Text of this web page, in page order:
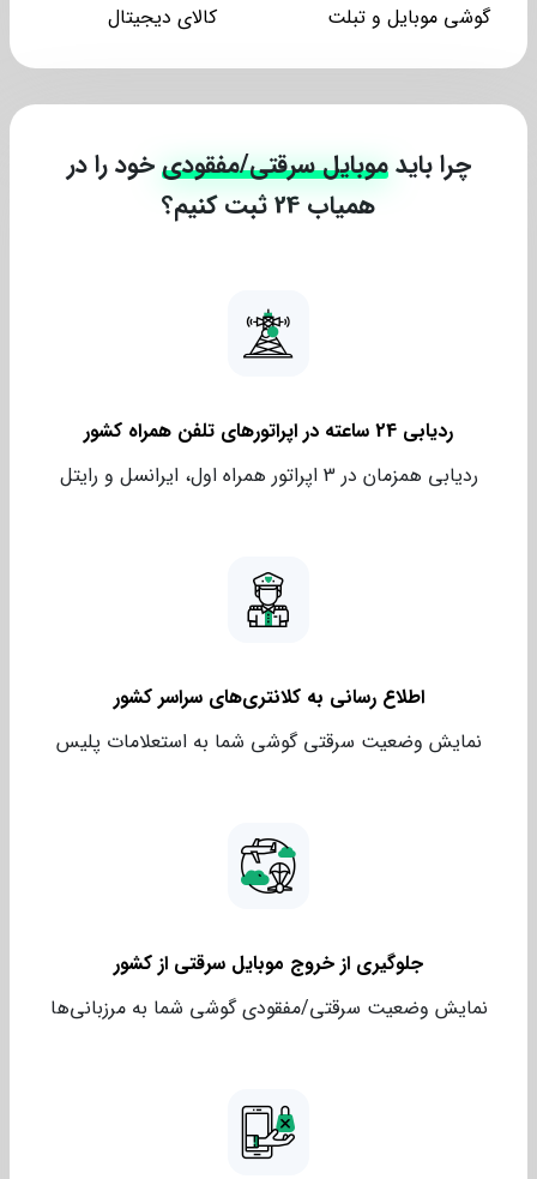
گوشی موبایل و تبلت
کالای دیجیتال
چرا بایدموبایل سرقتی/مفقودیخود را در
همیاب 24 ثبت کنیم؟
ردیابی 24 ساعته در اپراتورهای تلفن همراه کشور
ردیابی همزمان در 3 اپراتور همراه اول، ایرانسل و رایتل
اطلاع رسانی به کلانتری‌های سراسر کشور
نمایش وضعیت سرقتی گوشی شما به استعلامات پلیس
جلوگیری از خروج موبایل سرقتی از کشور
نمایش وضعیت سرقتی/مفقودی گوشی شما به مرزبانی‌ها